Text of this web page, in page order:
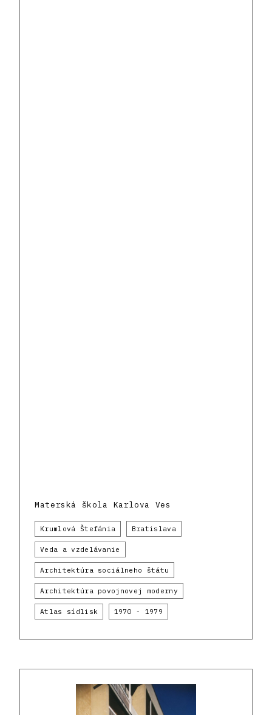
Materská škola Karlova Ves
Krumlová Štefánia Bratislava
Veda a vzdelávanie
Architektúra sociálneho štátu
Architektúra povojnovej moderny
Atlas sídlisk 1970 - 1979